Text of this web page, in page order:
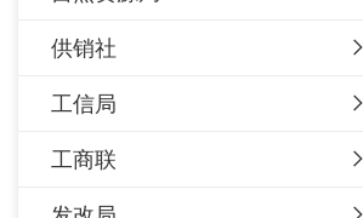
供销社
工信局
工商联